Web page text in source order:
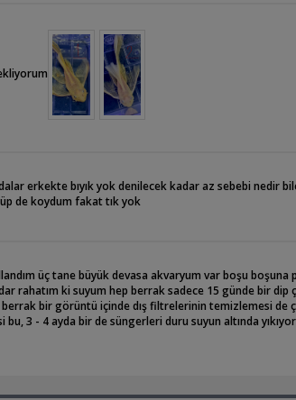
erkekte bıyık yok denilecek kadar az sebebi nedir
de koydum fakat tık yok
üç tane büyük devasa akvaryum var boşu boşuna
rahatım ki suyum hep berrak sadece 15 günde bir dip
berrak bir görüntü içinde dış filtrelerinin temizlemesi de
3 - 4 ayda bir de süngerleri duru suyun altında